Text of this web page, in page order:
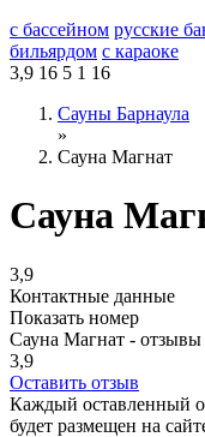
с бассейном русские
бильярдом с караоке
3,9 16 5 1 16
Сауны Барнаула
»
Сауна Магнат
Сауна
3,9
Контактные данные
Показать номер
Сауна Магнат - отзывы
3,9
Оставить отзыв
Каждый оставленный
будет размещен на